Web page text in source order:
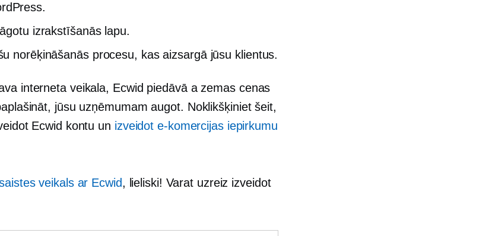
izrakstīšanās lapu.
norēķināšanās procesu, kas aizsargā jūsu klientus.
interneta veikala, Ecwid piedāvā a zemas cenas
jūsu uzņēmumam augot. Noklikšķiniet šeit,
Ecwid kontu un izveidot e-komercijas iepirkumu
veikals ar Ecwid, lieliski! Varat uzreiz izveidot